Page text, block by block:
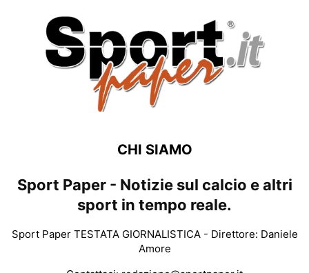
CHI SIAMO
Sport Paper - Notizie sul calcio e altri
sport in tempo reale.
Sport Paper TESTATA GIORNALISTICA - Direttore: Daniele
Amore